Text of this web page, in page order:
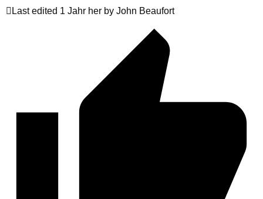
Last edited 1 Jahr her by John Beaufort